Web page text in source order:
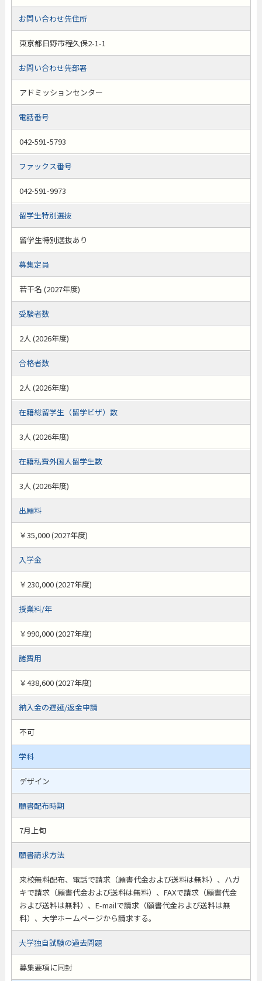
お問い合わせ先住所
東京都日野市程久保2-1-1
お問い合わせ先部署
アドミッションセンター
電話番号
042-591-5793
ファックス番号
042-591-9973
留学生特別選抜
留学生特別選抜あり
募集定員
若干名 (2027年度)
受験者数
2人 (2026年度)
合格者数
2人 (2026年度)
在籍総留学生（留学ビザ）数
3人 (2026年度)
在籍私費外国人留学生数
3人 (2026年度)
出願料
￥35,000 (2027年度)
入学金
￥230,000 (2027年度)
授業料/年
￥990,000 (2027年度)
諸費用
￥438,600 (2027年度)
納入金の遅延/返金申請
不可
学科
デザイン
願書配布時期
7月上旬
願書請求方法
来校無料配布、電話で請求（願書代金および送料は無料）、ハガ
キで請求（願書代金および送料は無料）、FAXで請求（願書代金
および送料は無料）、E-mailで請求（願書代金および送料は無
料）、大学ホームページから請求する。
大学独自試験の過去問題
募集要項に同封